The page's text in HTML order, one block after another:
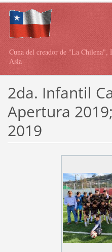
Cuna del creador de "La Chilena",
Asla
2da. Infantil
Apertura
2019